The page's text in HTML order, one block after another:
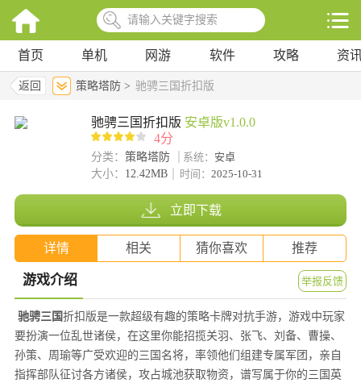
首页 单机 网游 软件 攻略 资
返回 策略塔防 > 驰骋三国折扣版
驰骋三国折扣版 安卓版v1.0.0
4分
分类： 策略塔防 系统： 安卓
大小： 12.42MB 时间： 2025-10-31
立即下载
详情 相关 猜你喜欢 推荐
游戏介绍 举报反馈
驰骋三国折扣版是一款超级有趣的策略卡牌对抗手游，游戏中玩家
要扮演一位乱世诸侯，在这里你能招揽关羽、张飞、刘备、曹操、
孙策、周瑜等广受欢迎的三国名将，率领他们组建专属军团，亲自
指挥部队征讨各方诸侯，攻占城池获取物资，谱写属于你的三国英